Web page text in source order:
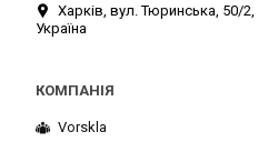
Харків, вул. Тюринська, 50/2,
Україна
Vorskla